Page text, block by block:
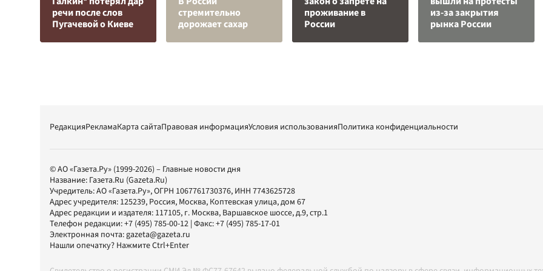
речи после слов
Пугачевой о Киеве
стремительно
дорожает сахар
проживание в
России
из-за закрытия
рынка России
РедакцияРекламаКарта сайтаПравовая информацияУсловия использованияПолитика конфиденциальности
© АО «Газета.Ру» (1999-2026) – Главные новости дня
Название: Газета.Ru (Gazeta.Ru)
Учредитель:АО «Газета.Ру», ОГРН 1067761730376, ИНН 7743625728
Адрес учредителя: 125239, Россия, Москва, Коптевская улица, дом 67
Адрес редакции и издателя: 117105, г. Москва, Варшавское шоссе, д.9, стр.1
Телефон редакции:+7 (495) 785-00-12 | Факс:+7 (495) 785-17-01
Электронная почта:gazeta@gazeta.ru
Нашли опечатку? Нажмите Ctrl+Enter